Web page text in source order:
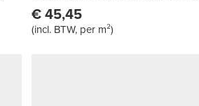
€ 45,45
(incl. BTW, per m²)